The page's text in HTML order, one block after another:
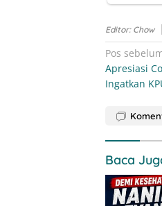
Editor: Chow
pos
Pos
Apresiasi
Ingatkan
Baca